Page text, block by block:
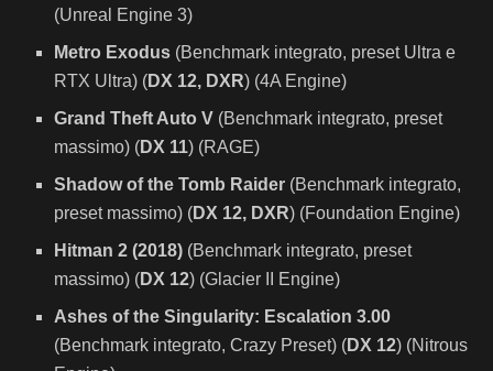
(Unreal Engine 3)
Metro Exodus (Benchmark integrato, preset Ultra e
RTX Ultra) (DX 12, DXR) (4A Engine)
Grand Theft Auto V (Benchmark integrato, preset
massimo) (DX 11) (RAGE)
Shadow of the Tomb Raider (Benchmark integrato,
preset massimo) (DX 12, DXR) (Foundation Engine)
Hitman 2 (2018) (Benchmark integrato, preset
massimo) (DX 12) (Glacier II Engine)
Ashes of the Singularity: Escalation 3.00
(Benchmark integrato, Crazy Preset) (DX 12) (Nitrous